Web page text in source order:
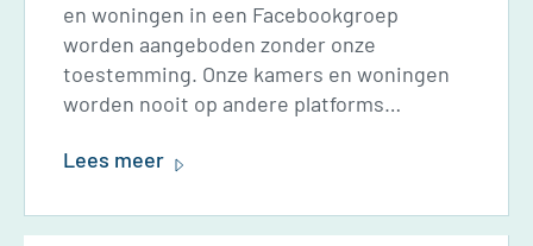
en woningen in een Facebookgroep
worden aangeboden zonder onze
toestemming. Onze kamers en woningen
worden nooit op andere platforms
aan alert te zijn. Twijfel je? Check altijd
Lees meer